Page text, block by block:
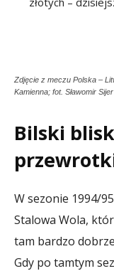
Zdjęcie z meczu Polska –
Kamienna; fot. Sławomir
Bilski
W sezonie 1994/
Stalowa Wola,
tam bardzo
Gdy po tamtym